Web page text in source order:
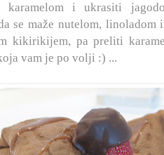
i ukrasiti
se maže nutelom, linoladom
kikirikijem, pa preliti
vam je po volji :) ...